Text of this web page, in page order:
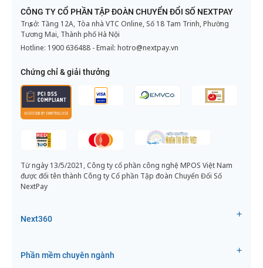
CÔNG TY CỔ PHẦN TẬP ĐOÀN CHUYỂN ĐỔI SỐ NEXTPAY
Trụ sở: Tầng 12A, Tòa nhà VTC Online, Số 18 Tam Trinh, Phường
Tương Mai, Thành phố Hà Nội
Hotline: 1900 636488 - Email: hotro@nextpay.vn
Chứng chỉ & giải thưởng
Từ ngày 13/5/2021, Công ty cổ phần công nghệ MPOS Việt Nam
được đổi tên thành Công ty Cổ phần Tập đoàn Chuyển Đổi Số
NextPay
Next360
Phần mềm chuyên ngành